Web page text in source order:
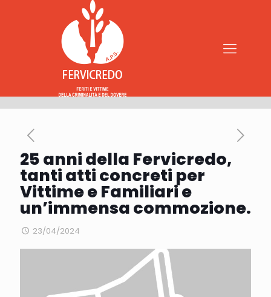
25 anni della Fervicredo,
tanti atti concreti per
Vittime e Familiari e
un’immensa commozione.
23/04/2024